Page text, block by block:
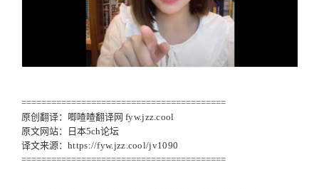
=========================================
原创翻译：唧喳喳翻译网 fyw.jzz.cool
原文网站：日本5ch论坛
译文来源： https://fyw.jzz.cool/jv1090
=========================================